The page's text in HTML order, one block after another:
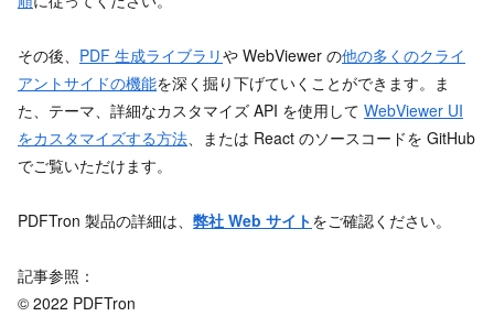
その後、 PDF 生成ライブラリや WebViewer の他の多くのクライ
アントサイドの機能を深く掘り下げていくことができます。ま
た、テーマ、詳細なカスタマイズ API を使用して WebViewer UI
をカスタマイズする方法、または React のソースコードを GitHub
でご覧いただけます。
PDFTron 製品の詳細は、 弊社 Web サイトをご確認ください。
記事参照：
© 2022 PDFTron